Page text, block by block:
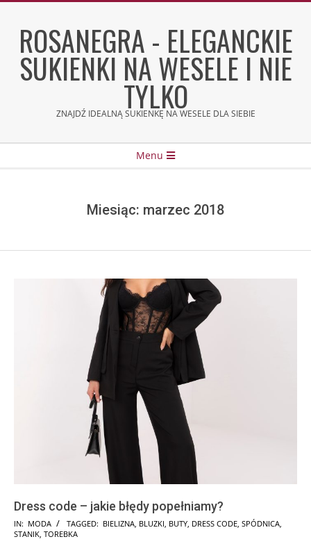
contentROSANEGRA - ELEGANCKIE
SUKIENKI NA WESELE I NIE
TYLKO
ZNAJDŹ IDEALNĄ SUKIENKĘ NA WESELE DLA SIEBIE
Menu
Miesiąc: marzec 2018
Dress code – jakie błędy popełniamy?
2018-
03-
IN: MODA TAGGED: BIELIZNA BLUZKI BUTY DRESS CODE SPÓDNICA
STANIK TOREBKA